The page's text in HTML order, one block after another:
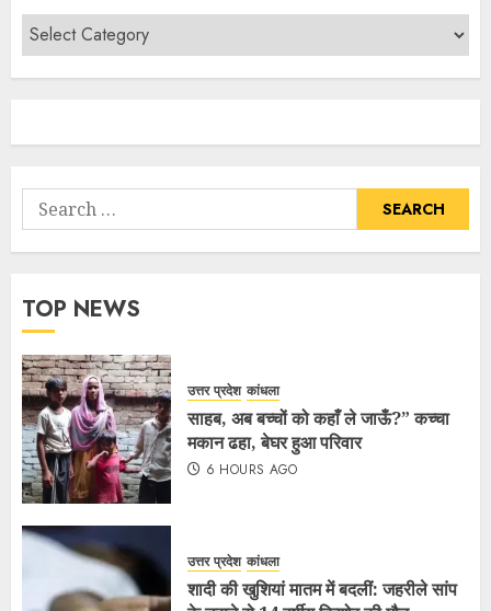
TOP NEWS
उत्तर प्रदेश कांधला
साहब, अब बच्चों को कहाँ ले जाऊँ?” कच्चा
मकान ढहा, बेघर हुआ परिवार
6 HOURS AGO
उत्तर प्रदेश कांधला
शादी की खुशियां मातम में बदलीं: जहरीले सांप